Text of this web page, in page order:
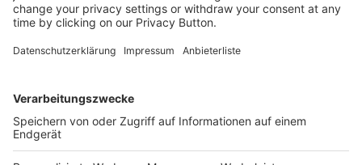
Kostenlose Rücksendung bis zu 14 Tage nach
Bestelleingang (innerhalb Deutschlands).
Versandkosten.
Der Bestellprozess ist mit Hilfe eines SSL-